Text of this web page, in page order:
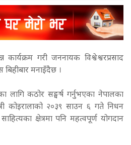
कार्यक्रम गरी जननायक विश्वेश्वरप्रसाद
मनाइँदैछ ।
लागि कठोर सङ्घर्ष गर्नुभएका नेपालका
कोइरालाको २०३९ साउन ६ गते निधन
क्षेत्रमा पनि महत्वपूर्ण योगदान